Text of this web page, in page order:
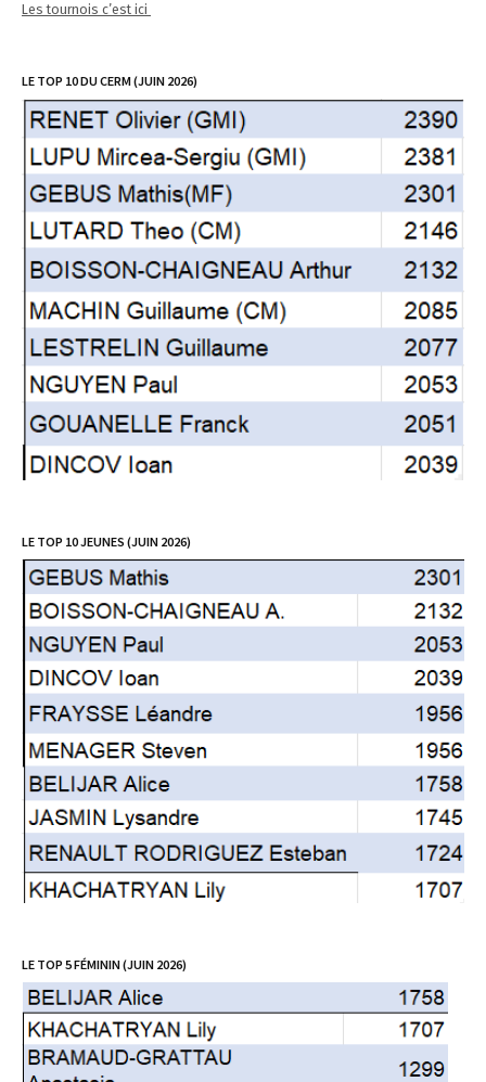
Les tournois c’est ici
LE TOP 10 DU CERM (JUIN 2026)
LE TOP 10 JEUNES (JUIN 2026)
LE TOP 5 FÉMININ (JUIN 2026)